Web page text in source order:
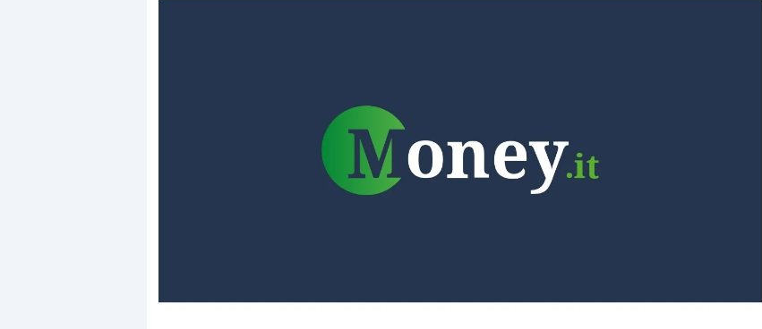
correzione. Cosa sta guidando il
in preda al panico dopo lo scoppio